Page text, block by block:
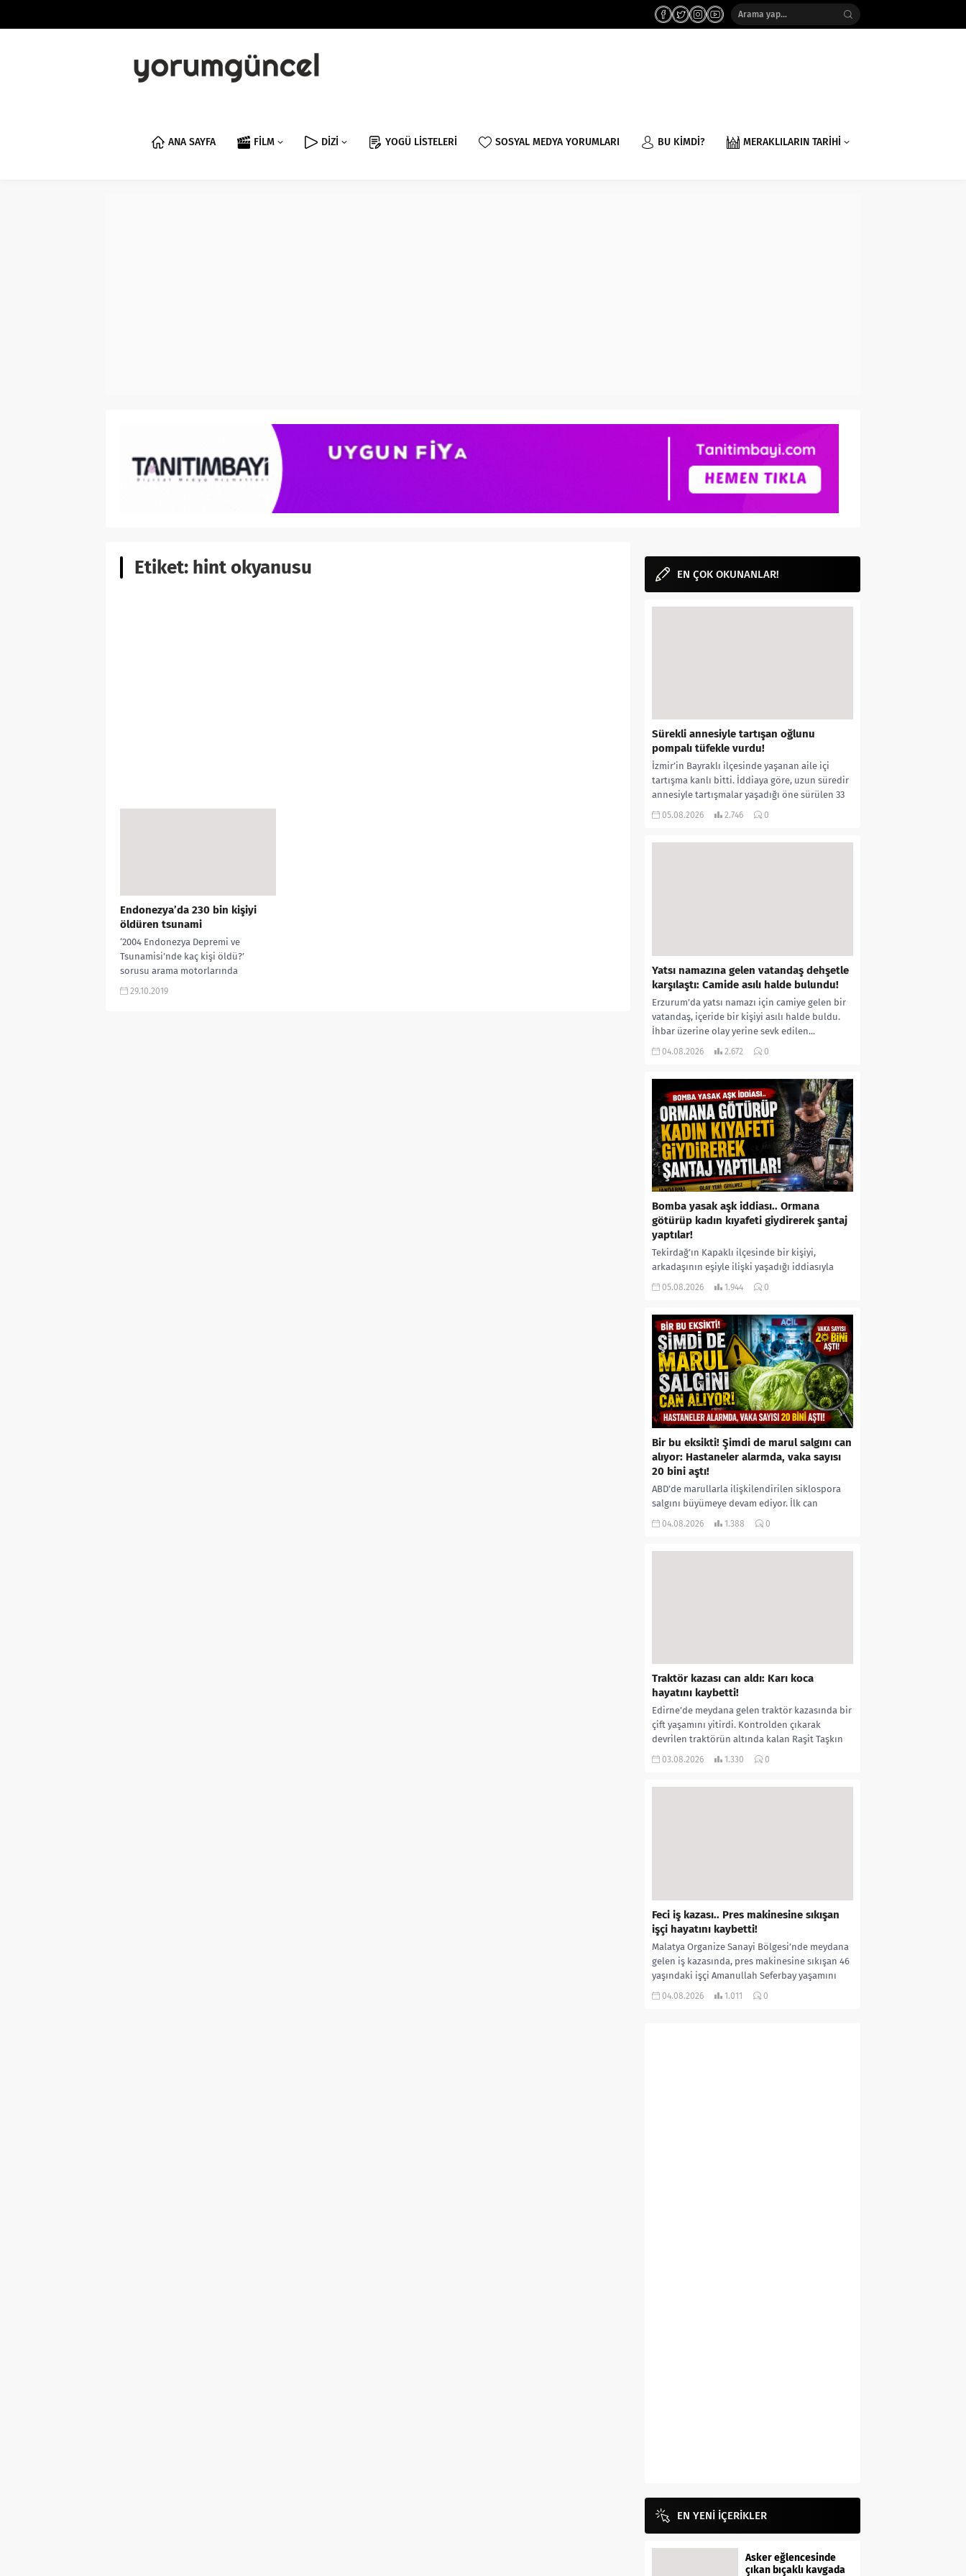
ANA SAYFA FİLM DİZİ YOGÜ LİSTELERİ SOSYAL MEDYA YORUMLARI BU KİMDİ? MERAKLILARIN TARİHİ
Etiket: hint okyanusu
Endonezya’da 230 bin kişiyi
öldüren tsunami
‘2004 Endonezya Depremi ve
Tsunamisi’nde kaç kişi öldü?’
sorusu arama motorlarında
aranıyor. ‘Endonezya’da hangi yılda
29.10.2019
EN ÇOK OKUNANLAR!
Sürekli annesiyle tartışan oğlunu
pompalı tüfekle vurdu!
İzmir’in Bayraklı ilçesinde yaşanan aile içi
tartışma kanlı bitti. İddiaya göre, uzun süredir
annesiyle tartışmalar yaşadığı öne sürülen 33
yaşındaki...
05.08.2026 2.746 0
Yatsı namazına gelen vatandaş dehşetle
karşılaştı: Camide asılı halde bulundu!
Erzurum’da yatsı namazı için camiye gelen bir
vatandaş, içeride bir kişiyi asılı halde buldu.
İhbar üzerine olay yerine sevk edilen...
04.08.2026 2.672 0
Bomba yasak aşk iddiası.. Ormana
götürüp kadın kıyafeti giydirerek şantaj
yaptılar!
Tekirdağ’ın Kapaklı ilçesinde bir kişiyi,
arkadaşının eşiyle ilişki yaşadığı iddiasıyla
ormanlık alana götürerek zorla kadın
05.08.2026 1.944 0
Bir bu eksikti! Şimdi de marul salgını can
alıyor: Hastaneler alarmda, vaka sayısı
20 bini aştı!
ABD’de marullarla ilişkilendirilen siklospora
salgını büyümeye devam ediyor. İlk can
kayıplarının yaşandığı salgında vaka sayısının
04.08.2026 1.388 0
Traktör kazası can aldı: Karı koca
hayatını kaybetti!
Edirne’de meydana gelen traktör kazasında bir
çift yaşamını yitirdi. Kontrolden çıkarak
devrilen traktörün altında kalan Raşit Taşkın
ile eşi Fatma...
03.08.2026 1.330 0
Feci iş kazası.. Pres makinesine sıkışan
işçi hayatını kaybetti!
Malatya Organize Sanayi Bölgesi’nde meydana
gelen iş kazasında, pres makinesine sıkışan 46
yaşındaki işçi Amanullah Seferbay yaşamını
yitirdi. Olayla ilgili...
04.08.2026 1.011 0
EN YENİ İÇERİKLER
Asker eğlencesinde
çıkan bıçaklı kavgada